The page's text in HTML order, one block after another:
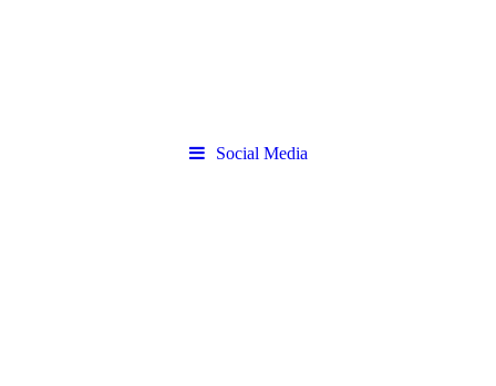
Social Media